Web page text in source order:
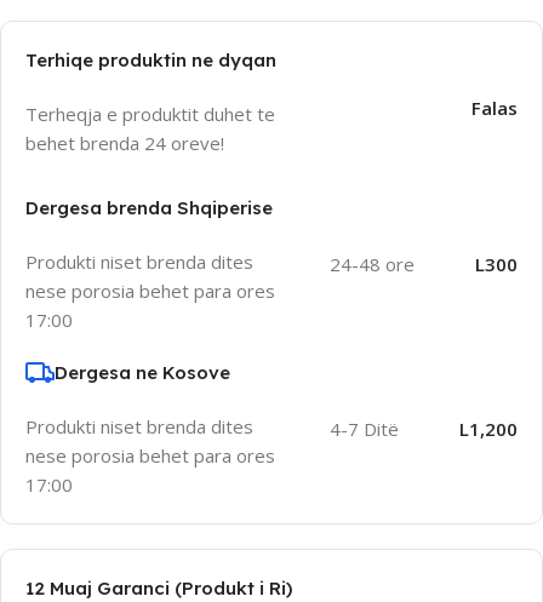
Terhiqe produktin ne dyqan
Terheqja e produktit duhet te
behet brenda 24 oreve!
Falas
Dergesa brenda Shqiperise
Produkti niset brenda dites
nese porosia behet para ores
17:00
24-48 ore L300
Dergesa ne Kosove
Produkti niset brenda dites
nese porosia behet para ores
17:00
4-7 Ditë L1,200
12 Muaj Garanci (Produkt i Ri)